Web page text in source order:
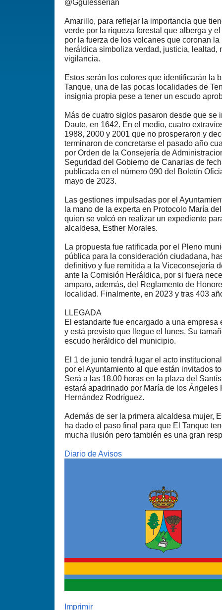
@Ggulesserian
Amarillo, para reflejar la importancia que
verde por la riqueza forestal que alberga y
por la fuerza de los volcanes que coronan
heráldica simboliza verdad, justicia, lealtad,
vigilancia.
Estos serán los colores que identificarán la
Tanque, una de las pocas localidades de
insignia propia pese a tener un escudo
Más de cuatro siglos pasaron desde que se
Daute, en 1642. En el medio, cuatro
1988, 2000 y 2001 que no prosperaron y
terminaron de concretarse el pasado año
por Orden de la Consejería de
Seguridad del Gobierno de Canarias de
publicada en el número 090 del Boletín
mayo de 2023.
Las gestiones impulsadas por el
la mano de la experta en Protocolo María
quien se volcó en realizar un expediente
alcaldesa, Esther Morales.
La propuesta fue ratificada por el Pleno
pública para la consideración ciudadana,
definitivo y fue remitida a la Viceconsejería
ante la Comisión Heráldica, por si fuera
amparo, además, del Reglamento de
localidad. Finalmente, en 2023 y tras 403
LLEGADA
El estandarte fue encargado a una
y está previsto que llegue el lunes. Su
escudo heráldico del municipio.
El 1 de junio tendrá lugar el acto
por el Ayuntamiento al que están invitados
Será a las 18.00 horas en la plaza del
estará apadrinado por María de los Ángeles
Hernández Rodríguez.
Además de ser la primera alcaldesa mujer,
ha dado el paso final para que El Tanque
mucha ilusión pero también es una gran
Diario de Avisos
Imprimir